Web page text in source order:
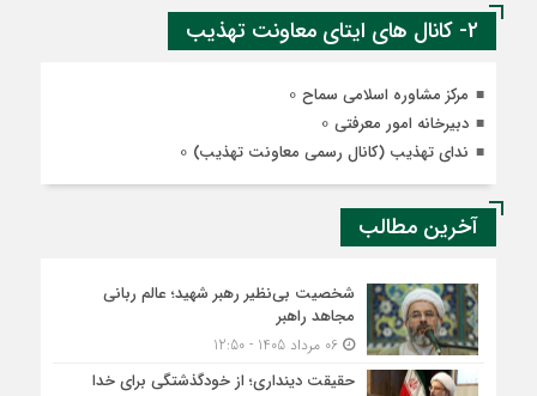
2- کانال های ایتای معاونت تهذیب
مرکز مشاوره اسلامی سماح
دبیرخانه امور معرفتی
ندای تهذیب (کانال رسمی معاونت تهذیب)
آخرین مطالب
شخصیت بی‌نظیر رهبر شهید؛ عالم ربانی
مجاهد راهبر
06 مرداد 1405 - 12:50
حقیقت دینداری؛ از خودگذشتگی برای خدا